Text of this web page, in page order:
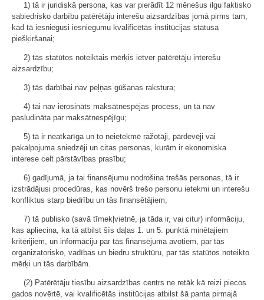
1) tā ir juridiskā persona, kas var pierādīt 12 mēnešus ilgu faktisko
sabiedrisko darbību patērētāju interešu aizsardzības jomā pirms tam,
kad tā iesniegusi iesniegumu kvalificētās institūcijas statusa
piešķiršanai;
2) tās statūtos noteiktais mērķis ietver patērētāju interešu
aizsardzību;
3) tās darbībai nav peļņas gūšanas rakstura;
4) tai nav ierosināts maksātnespējas process, un tā nav
pasludināta par maksātnespējīgu;
5) tā ir neatkarīga un to neietekmē ražotāji, pārdevēji vai
pakalpojuma sniedzēji un citas personas, kurām ir ekonomiska
interese celt pārstāvības prasību;
6) gadījumā, ja tai finansējumu nodrošina trešās personas, tā ir
izstrādājusi procedūras, kas novērš trešo personu ietekmi un interešu
konfliktus starp biedrību un tās finansētājiem;
7) tā publisko (savā tīmekļvietnē, ja tāda ir, vai citur) informāciju,
kas apliecina, ka tā atbilst šīs daļas 1. un 5. punktā minētajiem
kritērijiem, un informāciju par tās finansējuma avotiem, par tās
organizatorisko, vadības un biedru struktūru, par tās statūtos noteikto
mērķi un tās darbībām.
(2) Patērētāju tiesību aizsardzības centrs ne retāk kā reizi piecos
gados novērtē, vai kvalificētās institūcijas atbilst šā panta pirmajā